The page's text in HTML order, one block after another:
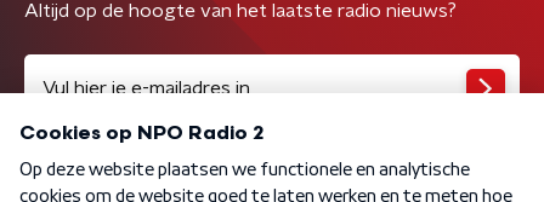
Altijd op de hoogte van het laatste radio nieuws?